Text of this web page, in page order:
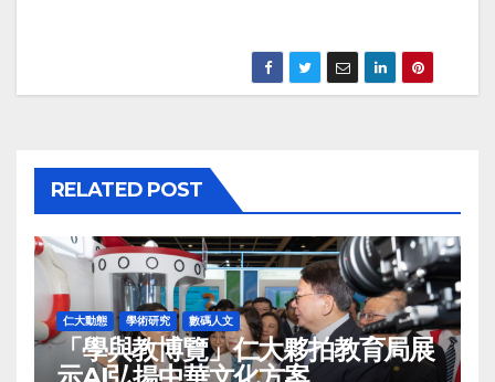
RELATED POST
仁大動態 學術研究 數碼人文
「學與教博覽」仁大夥拍教育局展